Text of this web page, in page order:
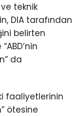
teknik
DIA tarafından
belirten
da
faaliyetlerinin
ötesine